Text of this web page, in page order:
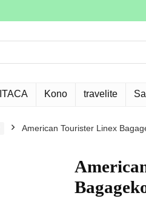
ITACA Kono travelite
American Tourister Linex